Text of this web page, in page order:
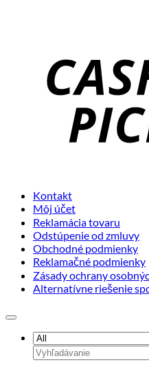
Kontakt
Môj účet
Reklamácia tovaru
Odstúpenie od zmluvy
Obchodné podmienky
Reklamačné podmienky
Zásady ochrany
Alternatívne riešenie
Hľadať: